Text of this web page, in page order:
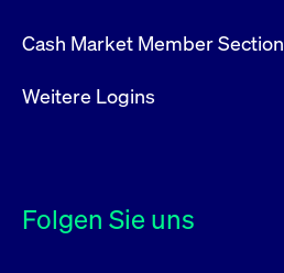
Cash Market Member Section
Weitere Logins
Folgen Sie uns